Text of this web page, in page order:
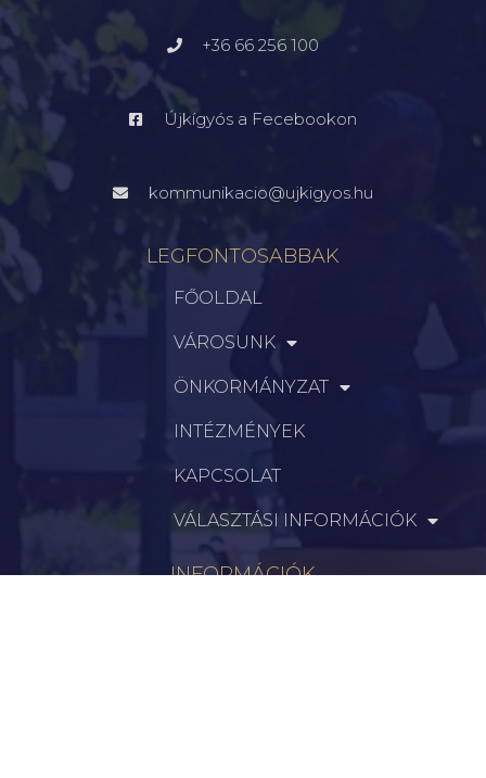
+36 66 256 100
Újkígyós a Fecebookon
kommunikacio@ujkigyos.hu
LEGFONTOSABBAK
FŐOLDAL
VÁROSUNK
ÖNKORMÁNYZAT
INTÉZMÉNYEK
KAPCSOLAT
VÁLASZTÁSI INFORMÁCIÓK
INFORMÁCIÓK